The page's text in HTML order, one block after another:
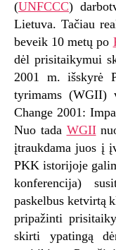
(UNFCCC)
Lietuva. Tačiau
beveik 10 metų po
dėl prisitaikymui
2001 m. išskyrė
tyrimams (WGII)
Change 2001:
Nuo tada WGII
įtraukdama juos į
PKK istorijoje
konferencija)
paskelbus ketvirtą
pripažinti
skirti ypatingą